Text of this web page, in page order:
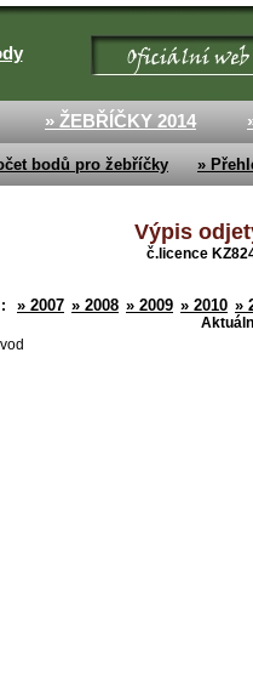
» ŽEBŘÍČKY 2014
bodů pro žebříčky »
Výpis
č.licence
: » 2007 » 2008 » 2009 » 2010 »